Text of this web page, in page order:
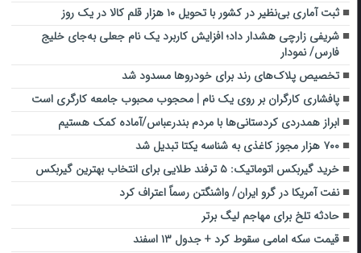
ثبت آماری بی‌نظیر در کشور با تحویل ۱۰ هزار قلم کالا در یک روز
شریفی زارچی هشدار داد؛ افزایش کاربرد یک نام جعلی به‌جای خلیج
فارس/ نمودار
تخصیص پلاک‌های رند برای خودروها مسدود شد
پافشاری کارگران بر روی یک نام | محجوب محبوب جامعه کارگری است
ابراز همدردی کردستانی‌ها با مردم بندرعباس/آماده کمک هستیم
۷۰۰ هزار مجوز کاغذی به شناسه یکتا تبدیل شد
خرید گیربکس اتوماتیک: ۵ ترفند طلایی برای انتخاب بهترین گیربکس
نفت آمریکا در گرو ایران/ واشنگتن رسماً اعتراف کرد
حادثه تلخ برای مهاجم لیگ برتر
قیمت سکه امامی سقوط کرد + جدول ۱۳ اسفند